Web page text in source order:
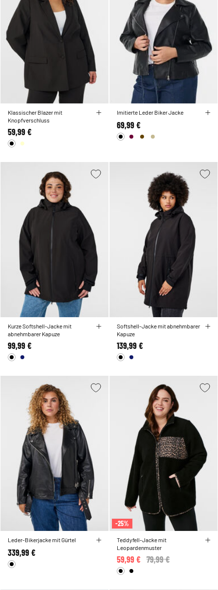
Klassischer Blazer mit
Knopfverschluss
59,99 €
Imitierte Leder Biker Jacke
69,99 €
Kurze Softshell-Jacke mit
abnehmbarer Kapuze
99,99 €
Softshell-Jacke mit abnehmbarer
Kapuze
139,99 €
Leder-Bikerjacke mit Gürtel
339,99 €
-25%
Teddyfell-Jacke mit
Leopardenmuster
Price reduced from
79,99 €
59,99 €